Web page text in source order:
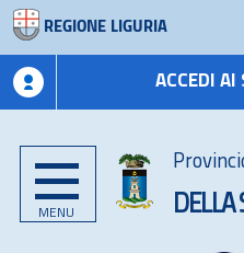
REGIONE LIGURIA
ACCEDI AI
MENU DELLA